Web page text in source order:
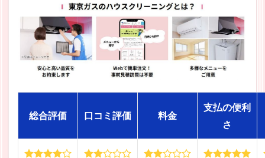
総合評価 口コミ評価 料金
支払の便利
さ